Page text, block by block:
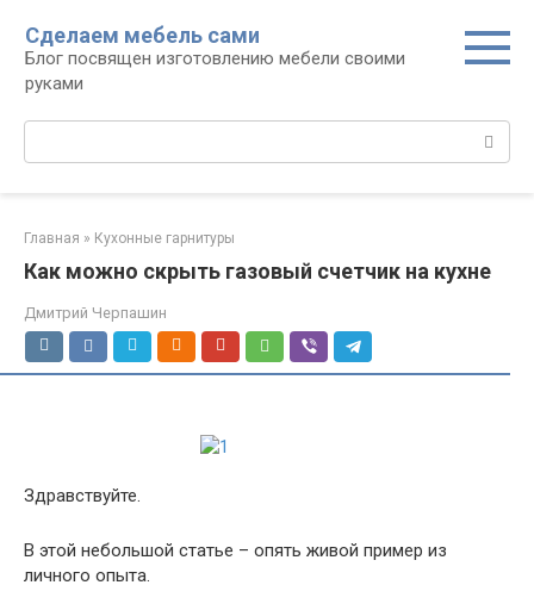
контенту
Сделаем мебель сами
Блог посвящен изготовлению мебели своими
руками
Главная » Кухонные гарнитуры
Как можно скрыть газовый счетчик на кухне
Дмитрий Черпашин
Здравствуйте.
В этой небольшой статье – опять живой пример из
личного опыта.